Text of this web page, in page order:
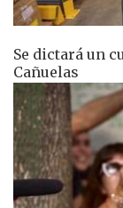
Se dictará un
Cañuelas